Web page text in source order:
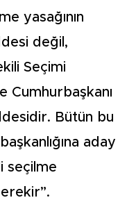
yasağının
değil,
Seçimi
Cumhurbaşkanı
Bütün bu
aday
seçilme